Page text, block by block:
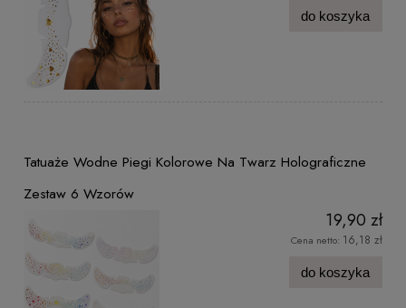
do koszyka
Tatuaże Wodne Piegi Kolorowe Na Twarz Holograficzne
Zestaw 6 Wzorów
19,90 zł
Cena netto: 16,18 zł
do koszyka